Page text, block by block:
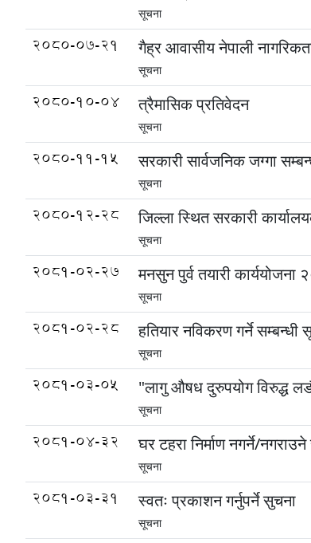
सूचना
2080-07-21 गैह्र आवासीय नेपाली
सूचना
2080-10-04 त्रैमासिक प्रतिवेदन
सूचना
2080-11-15 सरकारी सार्वजनिक जग्गा
सूचना
2080-12-28 जिल्ला स्थित सरकारी
सूचना
2081-02-27 मनसुन पुर्व तयारी कार्ययोजना
सूचना
2081-02-28 हतियार नविकरण गर्ने सम्बन्धी
सूचना
2081-03-05 "लागु औषध दुरुपयोग विरुद्ध
सूचना
2081-04-32 घर टहरा निर्माण नगर्ने/
सूचना
2081-03-31 स्वतः प्रकाशन गर्नुपर्ने सुचना
सूचना